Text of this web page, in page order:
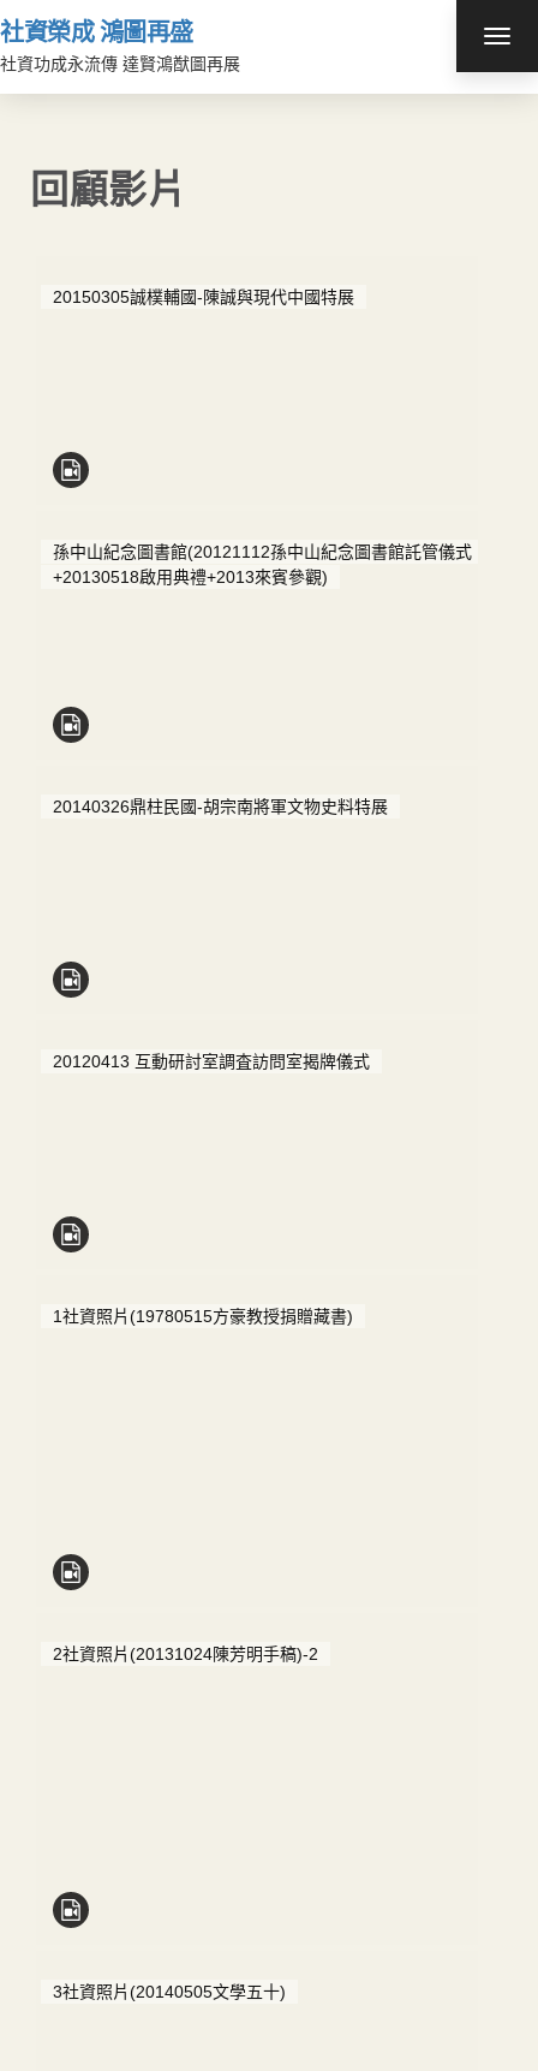
社資榮成 鴻圖再盛
社資功成永流傳 達賢鴻猷圖再展
回顧影片
20150305誠樸輔國-陳誠與現代中國特展
孫中山紀念圖書館(20121112孫中山紀念圖書館託管儀式
+20130518啟用典禮+2013來賓參觀)
20140326鼎柱民國-胡宗南將軍文物史料特展
20120413 互動研討室調査訪問室揭牌儀式
1社資照片(19780515方豪教授捐贈藏書)
2社資照片(20131024陳芳明手稿)-2
3社資照片(20140505文學五十)